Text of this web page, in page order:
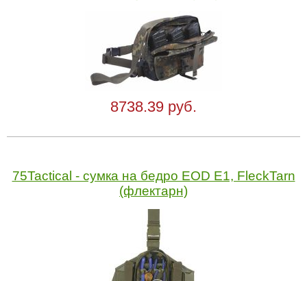
8738.39 руб.
75Tactical - cумка на бедро EOD E1, FleckTarn
(флектарн)